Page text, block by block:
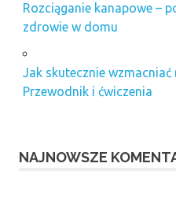
Rozciąganie kanapowe –
zdrowie w domu
Jak skutecznie wzmacniać
Przewodnik i ćwiczenia
NAJNOWSZE